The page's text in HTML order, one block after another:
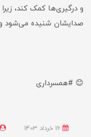
و درگیری‌ها کمک کند،
صدایشان شنیده می‌شود و
😊 #همسرداری